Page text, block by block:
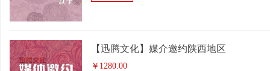
【迅腾文化】媒介邀约陕西地区
￥ 1280.00